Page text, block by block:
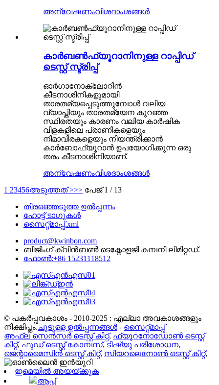
അന്വേഷണംവിശദാംശങ്ങൾ
കാർബൺഫ്യൂറാനിനുള്ള റാപ്പിഡ്
ടെസ്റ്റ് സ്ട്രിപ്പ്
ഓർഗാനോക്ലോറിൻ
കീടനാശിനികളുമായി
താരതമ്യപ്പെടുത്തുമ്പോൾ വലിയ
വ്യാപ്തിയും താരതമ്യേന കുറഞ്ഞ
സ്ഥിരതയും കാരണം വലിയ കാർഷിക
വിളകളിലെ പ്രാണികളെയും
നിമാവിരകളെയും നിയന്ത്രിക്കാൻ
കാർബോഫ്യൂറാൻ ഉപയോഗിക്കുന്ന ഒരു
തരം കീടനാശിനിയാണ്.
അന്വേഷണംവിശദാംശങ്ങൾ
1 23456അടുത്തത് >>> പേജ് 1 / 13
തിരഞ്ഞെടുത്ത ഉൽപ്പന്നം
ഹോട്ട് ടാഗുകൾ
സൈറ്റ്മാപ്പ്.xml
product@kwinbon.com
ബീജിംഗ് ക്വിൻബൺ ടെക്നോളജി കമ്പനി ലിമിറ്റഡ്.
ഫോൺ:+86 15231118512
© പകർപ്പവകാശം - 2010-2025 : എല്ലാ അവകാശങ്ങളും
നിക്ഷിപ്തം. ചൂടുള്ള ഉൽപ്പന്നങ്ങൾ - സൈറ്റ്മാപ്പ്
അഫ്ല സെൻസർ ടെസ്റ്റ് കിറ്റ്, ഫ്യൂറനോഡോൺ ടെസ്റ്റ്
കിറ്റ്, ഫുഡ് ടെസ്റ്റ് കോമ്പസ്, ടിഷ്യു പരിശോധന,
ജെന്റാമൈസിൻ ടെസ്റ്റ് കിറ്റ്, സിയറലെനോൺ ടെസ്റ്റ് കിറ്റ്,
ഇമെയിൽ അയയ്ക്കുക
ആപ്പ്